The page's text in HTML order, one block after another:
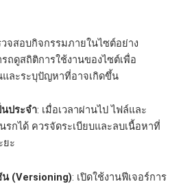
วจสอบกิจกรรมภายในไซต์อย่าง
ถดูสถิติการใช้งานของไซต์เพื่อ
และระบุปัญหาที่อาจเกิดขึ้น
นประจำ: เมื่อเวลาผ่านไป ไฟล์และ
รกได้ ควรจัดระเบียบและลบเนื้อหาที่
ยะ
น (Versioning): เปิดใช้งานฟีเจอร์การ